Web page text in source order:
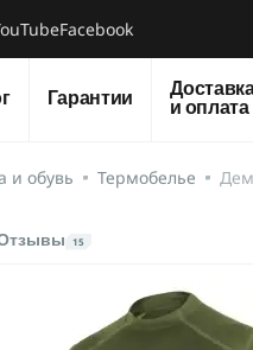
Facebook
Гарантии
и оплата
и обувь Термобелье
15